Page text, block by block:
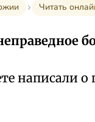
Читать
написали